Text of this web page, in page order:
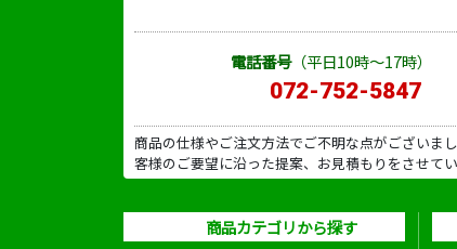
電話番号（平日10時～17時）
072-752-5847
商品の仕様やご注文方法でご不明な点がございま
客様のご要望に沿った提案、お見積もりをさせてい
商品カテゴリから探す